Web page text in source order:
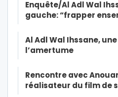
Enquête/Al Adl Wal
gauche: “frapper
Al Adl Wal Ihssane,
l’amertume
Rencontre avec
réalisateur du film de